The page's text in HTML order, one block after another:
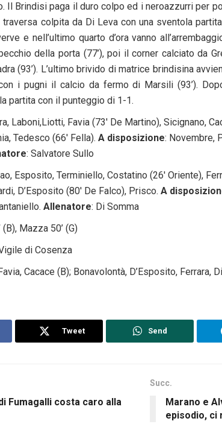
Il Brindisi paga il duro colpo ed i neroazzurri per
colpita da Di Leva con una sventola
e nell’ultimo quarto d’ora vanno
della porta (77’), poi il corner calciato da
(93’). L’ultimo brivido di matrice brindisina
i pugni il calcio da fermo di Marsili (93’).
partita con il punteggio di 1-1.
Laboni,Liotti, Favia (73′ De Martino), Sicignano,
Tedesco (66′ Fella). A disposizione: Novembre,
: Salvatore Sullo
Esposito, Terminiello, Costatino (26′ Oriente),
D’Esposito (80′ De Falco), Prisco. A
Allenatore: Di Somma
(B), Mazza 50’ (G)
di Cosenza
Cacace (B); Bonavolontà, D’Esposito, Ferrara,
Tweet Send
Fumagalli costa caro alla
Succ.
Marano e
episodio, ci